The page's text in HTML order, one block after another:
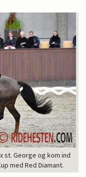
st. George og kom ind
med Red Diamant.